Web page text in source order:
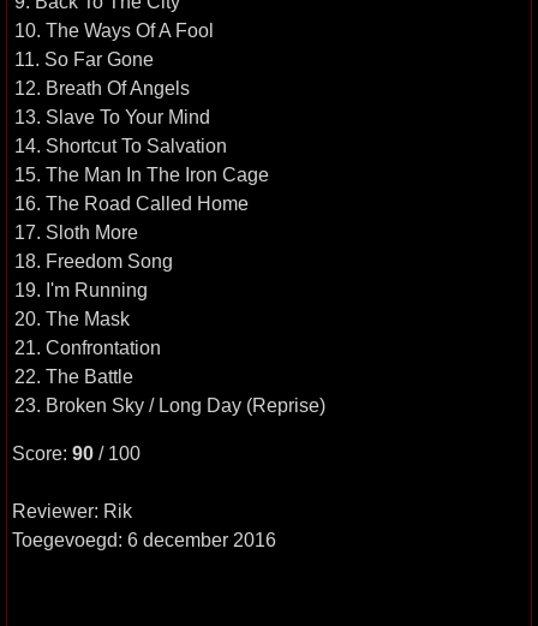
10. The Ways Of A Fool
11. So Far Gone
12. Breath Of Angels
13. Slave To Your Mind
14. Shortcut To Salvation
15. The Man In The Iron Cage
16. The Road Called Home
17. Sloth More
18. Freedom Song
19. I'm Running
20. The Mask
21. Confrontation
22. The Battle
23. Broken Sky / Long Day (Reprise)
Score: 90 / 100
Reviewer: Rik
Toegevoegd: 6 december 2016